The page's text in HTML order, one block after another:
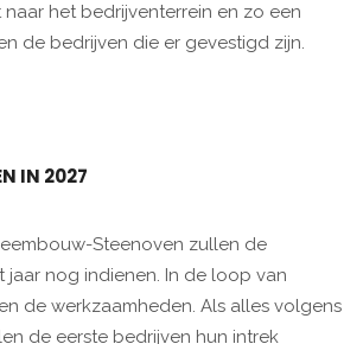
het bedrijventerrein en zo een
de bedrijven die er gevestigd zijn.
IN 2027
Steenoven zullen de
jaar nog indienen. In de loop van
de werkzaamheden. Als alles volgens
de eerste bedrijven hun intrek